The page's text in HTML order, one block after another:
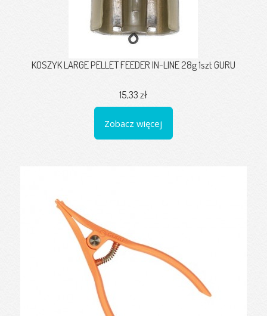
KOSZYK LARGE PELLET FEEDER IN-LINE 28g 1szt GURU
15,33 zł
Zobacz więcej